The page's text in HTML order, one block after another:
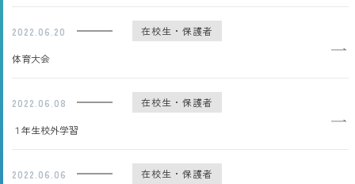
2022.06.20 在校生・保護者
体育大会
2022.06.08 在校生・保護者
１年生校外学習
2022.06.06 在校生・保護者